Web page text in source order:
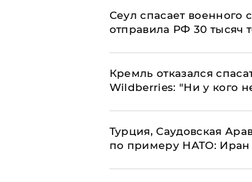
​Сеул спасает
отправила РФ 30 тысяч
Кремль отказался
Wildberries: "Ни у кого
Турция, Саудовская
по примеру НАТО: Иран